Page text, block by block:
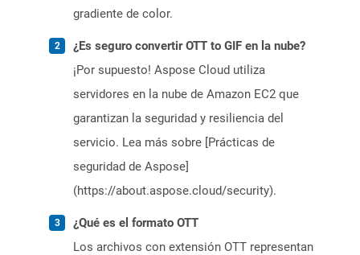
gradiente de color.
¿Es seguro convertir OTT to GIF en la nube?
¡Por supuesto! Aspose Cloud utiliza
servidores en la nube de Amazon EC2 que
garantizan la seguridad y resiliencia del
servicio. Lea más sobre [Prácticas de
seguridad de Aspose]
(https://about.aspose.cloud/security).
¿Qué es el formato OTT
Los archivos con extensión OTT representan